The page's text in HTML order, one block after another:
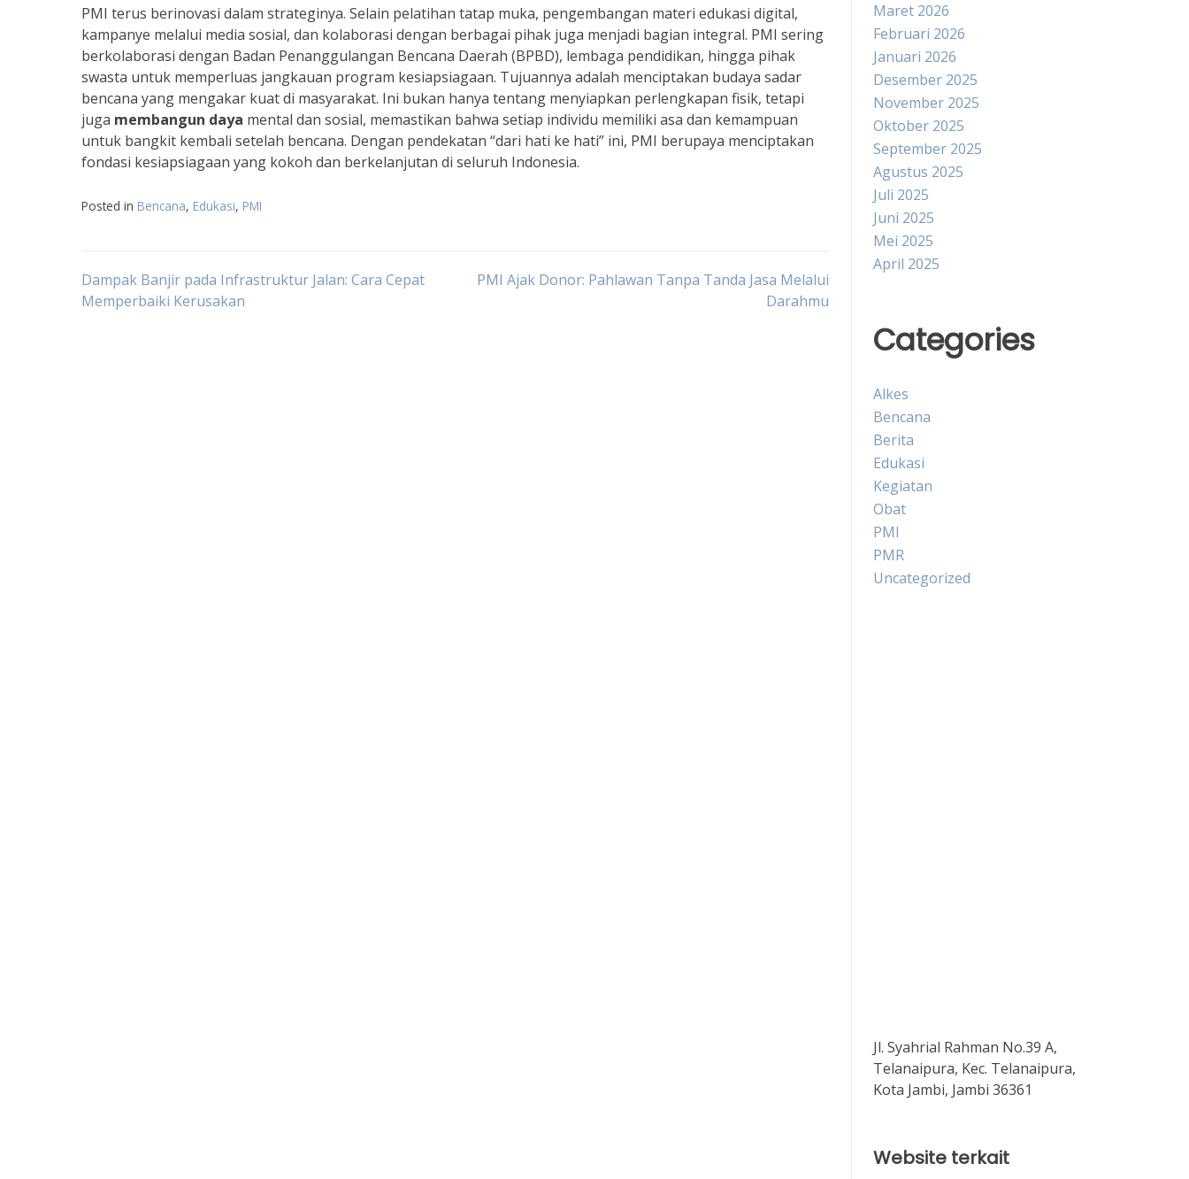
PMI terus berinovasi dalam strateginya. Selain pelatihan tatap muka, pengembangan materi edukasi digital,
kampanye melalui media sosial, dan kolaborasi dengan berbagai pihak juga menjadi bagian integral. PMI sering
berkolaborasi dengan Badan Penanggulangan Bencana Daerah (BPBD), lembaga pendidikan, hingga pihak
swasta untuk memperluas jangkauan program kesiapsiagaan. Tujuannya adalah menciptakan budaya sadar
bencana yang mengakar kuat di masyarakat. Ini bukan hanya tentang menyiapkan perlengkapan fisik, tetapi
juga membangun daya mental dan sosial, memastikan bahwa setiap individu memiliki asa dan kemampuan
untuk bangkit kembali setelah bencana. Dengan pendekatan “dari hati ke hati” ini, PMI berupaya menciptakan
fondasi kesiapsiagaan yang kokoh dan berkelanjutan di seluruh Indonesia.
Posted in Bencana, Edukasi, PMI
Navigasi
Dampak Banjir pada Infrastruktur Jalan: Cara Cepat
Memperbaiki Kerusakan
PMI Ajak Donor: Pahlawan Tanpa Tanda Jasa Melalui
Darahmu
Maret 2026
Februari 2026
Januari 2026
Desember 2025
November 2025
Oktober 2025
September 2025
Agustus 2025
Juli 2025
Juni 2025
Mei 2025
April 2025
Categories
Alkes
Bencana
Berita
Edukasi
Kegiatan
Obat
PMI
PMR
Uncategorized
Jl. Syahrial Rahman No.39 A,
Telanaipura, Kec. Telanaipura,
Kota Jambi, Jambi 36361
Website terkait